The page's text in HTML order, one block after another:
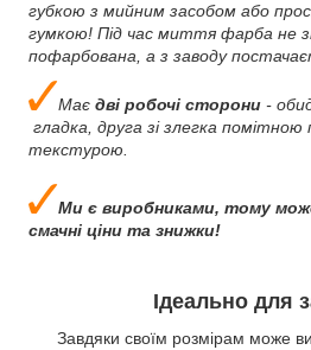
губкою з мийним засобом або
гумкою! Під час миття фарба не
пофарбована, а з заводу
Має дві робочі сторони -
гладка, друга зі злегка
текстурою.
Ми є виробниками, тому
смачні ціни та знижки!
Ідеально для
Завдяки своїм розмірам може